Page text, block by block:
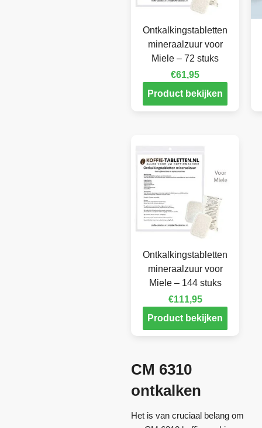
Ontkalkingstabletten
mineraalzuur voor
Miele – 72 stuks
€61,95
Product bekijken
Ontkalkingstabletten
mineraalzuur voor
Miele – 144 stuks
€111,95
Product bekijken
CM 6310
ontkalken
Het is van cruciaal belang om